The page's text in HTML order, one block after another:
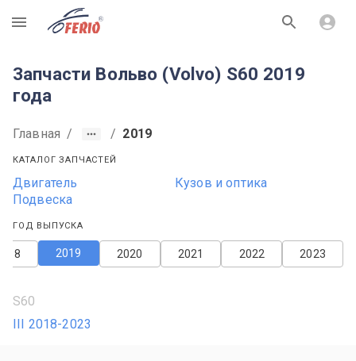
R
Запчасти Вольво (Volvo) S60 2019
года
Главная / / 2019
КАТАЛОГ ЗАПЧАСТЕЙ
Двигатель
Кузов и оптика
Подвеска
ГОД ВЫПУСКА
2023
2022
2021
2020
2019
S60
III 2018-2023